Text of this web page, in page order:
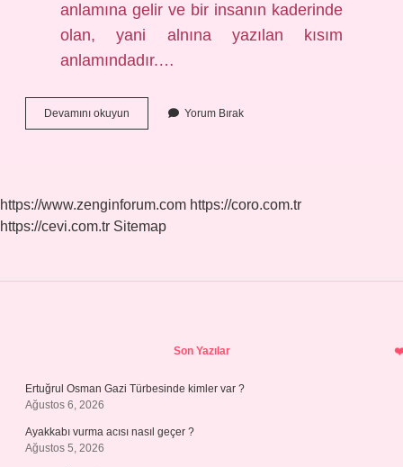
anlamına gelir ve bir insanın kaderinde
olan, yani alnına yazılan kısım
anlamındadır.…
Devamını okuyun
Kısmet
Yorum Bırak
https://www.zenginforum.com https://coro.com.tr
https://cevi.com.tr Sitemap
Son Yazılar
Ertuğrul Osman Gazi Türbesinde kimler var ?
Ağustos 6, 2026
Ayakkabı vurma acısı nasıl geçer ?
Ağustos 5, 2026